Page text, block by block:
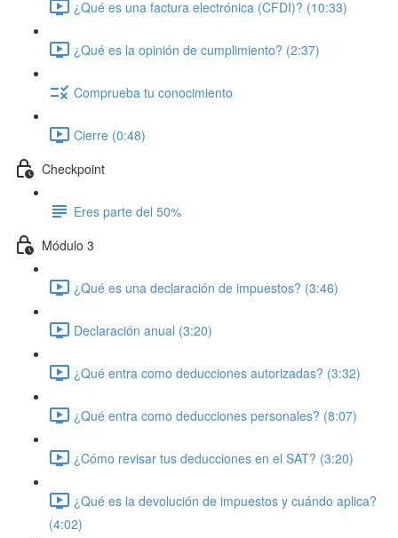
¿Qué es una factura electrónica (CFDI)? (10:33)
¿Qué es la opinión de cumplimiento? (2:37)
Comprueba tu conocimiento
Cierre (0:48)
Checkpoint
Eres parte del 50%
Módulo 3
¿Qué es una declaración de impuestos? (3:46)
Declaración anual (3:20)
¿Qué entra como deducciones autorizadas? (3:32)
¿Qué entra como deducciones personales? (8:07)
¿Cómo revisar tus deducciones en el SAT? (3:20)
¿Qué es la devolución de impuestos y cuándo aplica?
(4:02)